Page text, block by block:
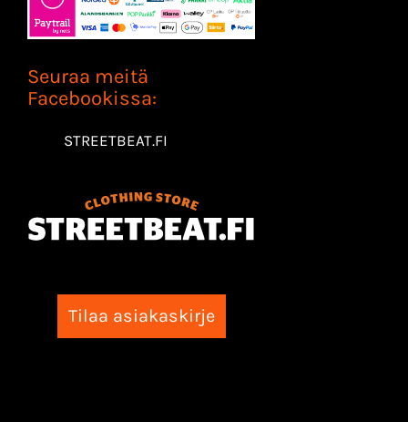
Seuraa meitä
Facebookissa:
STREETBEAT.FI